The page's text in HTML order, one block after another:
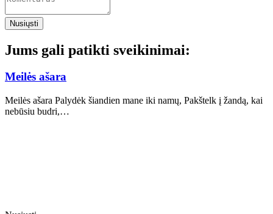
Nusiųsti
Jums gali patikti sveikinimai:
Meilės ašara
Meilės ašara Palydėk šiandien mane iki namų, Pakštelk į žandą, kai
nebūsiu budri,…